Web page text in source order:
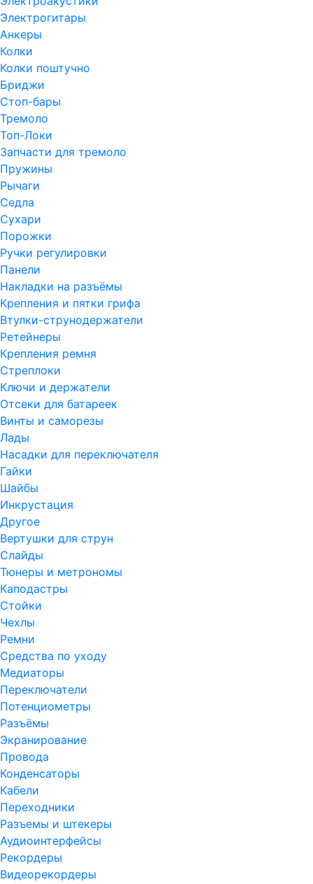
Электрогитары
Анкеры
Колки
Колки поштучно
Бриджи
Стоп-бары
Тремоло
Топ-Локи
Запчасти для тремоло
Пружины
Рычаги
Седла
Сухари
Порожки
Ручки регулировки
Панели
Накладки на разъёмы
Крепления и пятки грифа
Втулки-струнодержатели
Ретейнеры
Крепления ремня
Стреплоки
Ключи и держатели
Отсеки для батареек
Винты и саморезы
Лады
Насадки для переключателя
Гайки
Шайбы
Инкрустация
Другое
Вертушки для струн
Слайды
Тюнеры и метрономы
Каподастры
Стойки
Чехлы
Ремни
Средства по уходу
Медиаторы
Переключатели
Потенциометры
Разъёмы
Экранирование
Провода
Конденсаторы
Кабели
Переходники
Разъемы и штекеры
Аудиоинтерфейсы
Рекордеры
Видеорекордеры